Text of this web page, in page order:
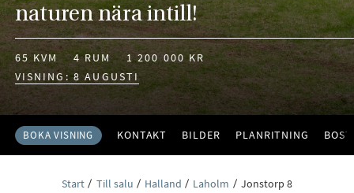
naturen nära intill!
65 KVM 4 RUM
1 200 000 KR
VISNING: 8 AUGUSTI
BOKA VISNING KONTAKT BILDER PLANRITNING
Start Till salu Halland Laholm Jonstorp 8